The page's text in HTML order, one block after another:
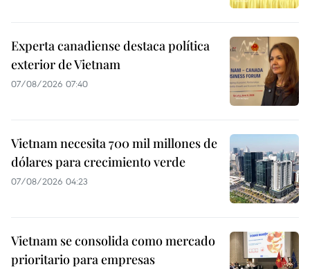
Experta canadiense destaca política
exterior de Vietnam
07/08/2026 07:40
Vietnam necesita 700 mil millones de
dólares para crecimiento verde
07/08/2026 04:23
Vietnam se consolida como mercado
prioritario para empresas